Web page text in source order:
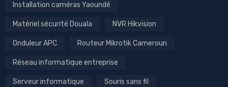
Installation caméras Yaoundé
Matériel sécurité Douala NVR Hikvision
Onduleur APC Routeur Mikrotik Cameroun
Réseau informatique entreprise
Serveur informatique Souris sans fil